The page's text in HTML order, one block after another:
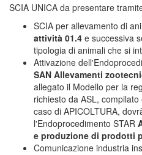
SCIA UNICA da presentare
SCIA per allevamento di
attività 01.4 e successiva
tipologia di animali che si
Attivazione
SAN Allevamenti
allegato il Modello per la
richiesto da ASL,
caso di APICOLTURA,
l'Endoprocedimento STAR
e produzione di prodotti
Comunicazione industria